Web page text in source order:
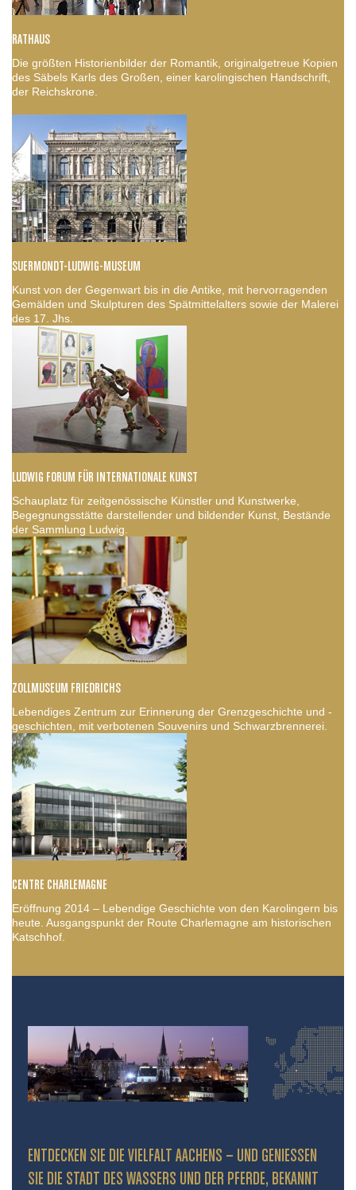
RATHAUS
Die größten Historienbilder der Romantik, originalgetreue Kopien
des Säbels Karls des Großen, einer karolingischen Handschrift,
der Reichskrone.
SUERMONDT-LUDWIG-MUSEUM
Kunst von der Gegenwart bis in die Antike, mit hervorragenden
Gemälden und Skulpturen des Spätmittelalters sowie der Malerei
des 17. Jhs.
LUDWIG FORUM FÜR INTERNATIONALE KUNST
Schauplatz für zeitgenössische Künstler und Kunstwerke,
Begegnungsstätte darstellender und bildender Kunst, Bestände
der Sammlung Ludwig.
ZOLLMUSEUM FRIEDRICHS
Lebendiges Zentrum zur Erinnerung der Grenzgeschichte und -
geschichten, mit verbotenen Souvenirs und Schwarzbrennerei.
CENTRE CHARLEMAGNE
Eröffnung 2014 – Lebendige Geschichte von den Karolingern bis
heute. Ausgangspunkt der Route Charlemagne am historischen
Katschhof.
ENTDECKEN SIE DIE VIELFALT AACHENS – UND GENIESSEN S
IE DIE STADT DES WASSERS UND DER PFERDE, BEKANNT D